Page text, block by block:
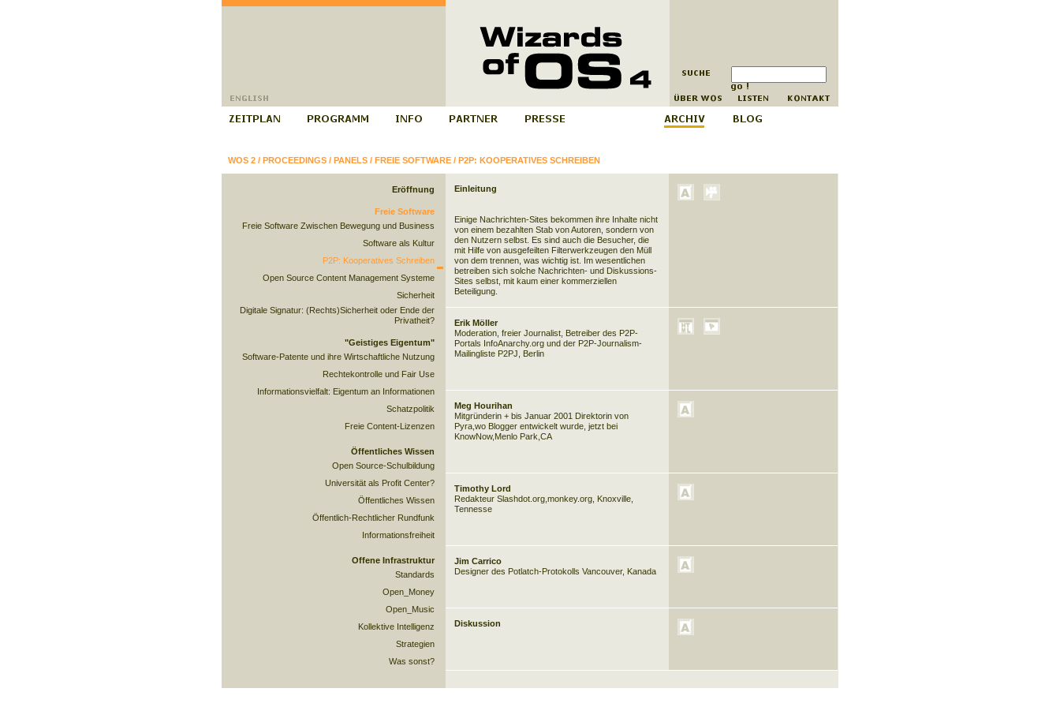
WOS 2/ PROCEEDINGS/ PANELS/ FREIE SOFTWARE/ P2P: KOOPERATIVES SCHREIBEN
Eröffnung
Freie Software
Freie Software Zwischen Bewegung und Business
Software als Kultur
P2P: Kooperatives Schreiben
Open Source Content Management Systeme
Sicherheit
Digitale Signatur: (Rechts)Sicherheit oder Ende der
Privatheit?
"Geistiges Eigentum"
Software-Patente und ihre Wirtschaftliche Nutzung
Rechtekontrolle und Fair Use
Informationsvielfalt: Eigentum an Informationen
Schatzpolitik
Freie Content-Lizenzen
Öffentliches Wissen
Open Source-Schulbildung
Universität als Profit Center?
Öffentliches Wissen
Öffentlich-Rechtlicher Rundfunk
Informationsfreiheit
Offene Infrastruktur
Standards
Open_Money
Open_Music
Kollektive Intelligenz
Strategien
Was sonst?
Einleitung
Einige Nachrichten-Sites bekommen ihre Inhalte nicht
von einem bezahlten Stab von Autoren, sondern von
den Nutzern selbst. Es sind auch die Besucher, die
mit Hilfe von ausgefeilten Filterwerkzeugen den Müll
von dem trennen, was wichtig ist. Im wesentlichen
betreiben sich solche Nachrichten- und Diskussions-
Sites selbst, mit kaum einer kommerziellen
Beteiligung.
Erik Möller
Moderation, freier Journalist, Betreiber des P2P-
Portals InfoAnarchy.orgund der P2P-Journalism-
Mailingliste P2PJ , Berlin
Meg Hourihan
Mitgründerin + bis Januar 2001 Direktorin von
Pyra,wo Bloggerentwickelt wurde, jetzt bei
KnowNow,Menlo Park,CA
Timothy Lord
Redakteur Slashdot.org, monkey.org, Knoxville,
Tennesse
Jim Carrico
Designer des Potlatch-Protokolls Vancouver, Kanada
Diskussion